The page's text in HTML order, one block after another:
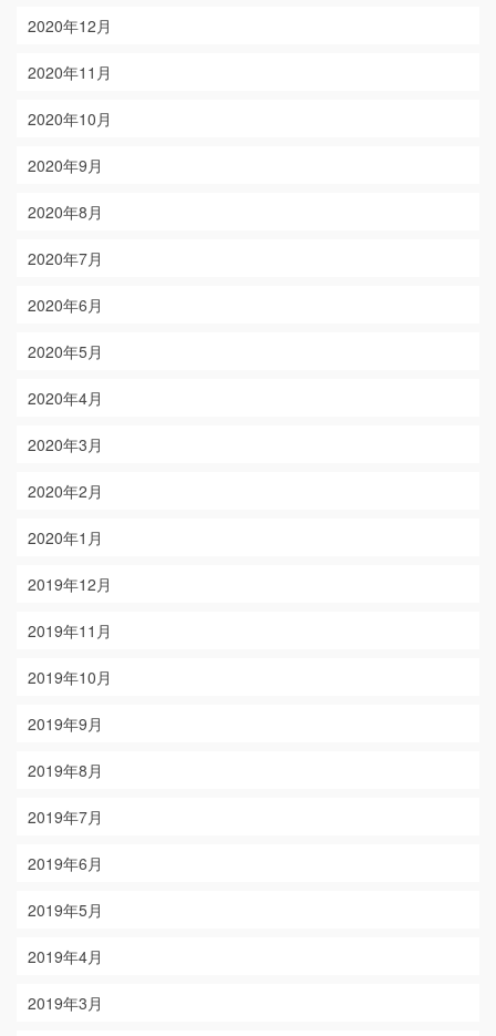
2020年12月
2020年11月
2020年10月
2020年9月
2020年8月
2020年7月
2020年6月
2020年5月
2020年4月
2020年3月
2020年2月
2020年1月
2019年12月
2019年11月
2019年10月
2019年9月
2019年8月
2019年7月
2019年6月
2019年5月
2019年4月
2019年3月